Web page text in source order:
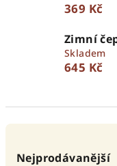
369 Kč
Zimní
Skladem
645 Kč
Nejprodávanější